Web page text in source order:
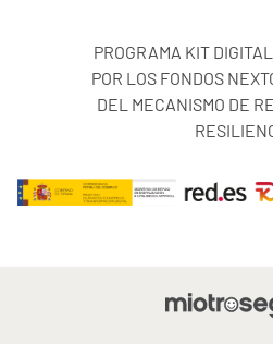
PROGRAMA KIT
POR LOS FONDOS
DEL MECANISMO DE